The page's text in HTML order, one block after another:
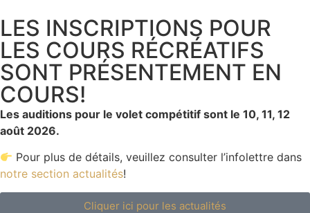
LES INSCRIPTIONS POUR
LES COURS RÉCRÉATIFS
SONT PRÉSENTEMENT EN
COURS!
Les auditions pour le volet compétitif sont le 10, 11, 12
août 2026.
Pour plus de détails, veuillez consulter l’infolettre dans
notre section actualités!
Cliquer ici pour les actualités